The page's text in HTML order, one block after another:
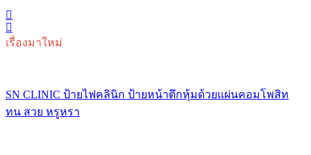
เรื่องมาใหม่
SN CLINIC ป้ายไฟคลินิก ป้ายหน้าตึกหุ้มด้วยแผ่นคอมโพสิท
ทน สวย หรูหรา